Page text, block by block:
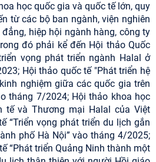
học quốc gia và quốc tế lớn, quy
từ các bộ ban ngành, viện nghiên
hiệp hội ngành hàng, công ty
đó phải kể đến Hội thảo Quốc
vọng phát triển ngành Halal ở
Hội thảo quốc tế "Phát triển hệ
nghiệm giữa các quốc gia trên
tháng 7/2024; Hội thảo khoa học
tế và Thương mại Halal của Việt
“Triển vọng phát triển du lịch gắn
phố Hà Nội” vào tháng 4/2025;
“Phát triển Quảng Ninh thành một